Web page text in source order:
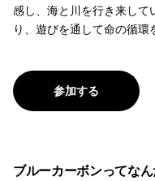
感し、海と川を行き来して
り、遊びを通して命の循環
参加する
ブルーカーボンってな